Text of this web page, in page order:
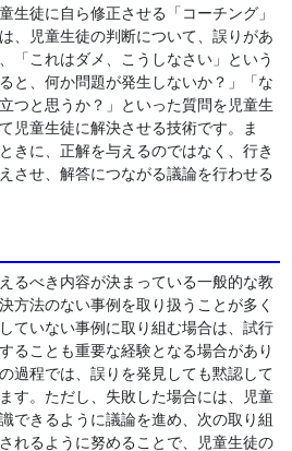
生徒に自ら修正させる「コーチング」
、児童生徒の判断について、誤りがあ
「これはダメ、こうしなさい」という
と、何か問題が発生しないか？」「な
つと思うか？」といった質問を児童生
児童生徒に解決させる技術です。ま
きに、正解を与えるのではなく、行き
させ、解答につながる議論を行わせる
るべき内容が決まっている一般的な教
方法のない事例を取り扱うことが多く
ていない事例に取り組む場合は、試行
ることも重要な経験となる場合があり
過程では、誤りを発見しても黙認して
す。ただし、失敗した場合には、児童
できるように議論を進め、次の取り組
れるように努めることで、児童生徒の